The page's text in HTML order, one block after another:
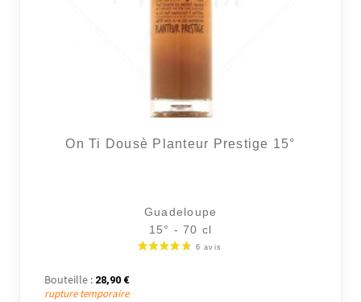
On Ti Dousè Planteur Prestige 15°
Guadeloupe
15° - 70 cl
Bouteille : 28,90 €
rupture temporaire